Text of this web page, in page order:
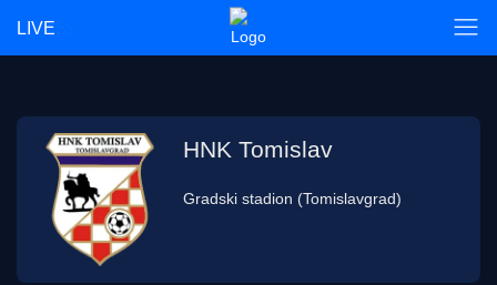
LIVE
HNK Tomislav
Gradski stadion (Tomislavgrad)